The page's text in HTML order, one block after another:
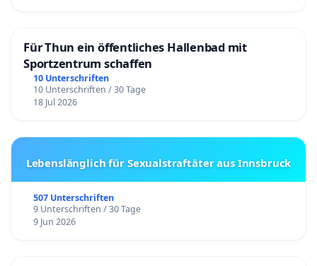
Für Thun ein öffentliches Hallenbad mit
Sportzentrum schaffen
10 Unterschriften
10 Unterschriften / 30 Tage
18 Jul 2026
Lebenslänglich für Sexualstraftäter aus Innsbruck
507 Unterschriften
9 Unterschriften / 30 Tage
9 Jun 2026